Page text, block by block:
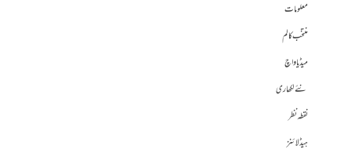
معلومات
منتخب کالم
میڈیا واچ
نئے لکھاری
نقطہ نظر
ہیڈلائنز